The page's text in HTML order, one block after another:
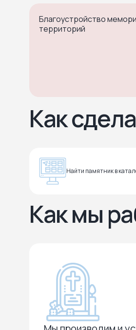
Благоустройство
территорий
Как
Найти памятник в
Как мы